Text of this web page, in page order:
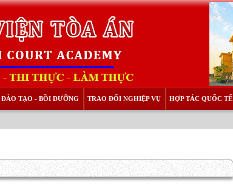
ĐÀO TẠO - BỒI DƯỠNG TRAO ĐỔI NGHIỆP VỤ HỢP TÁC QUỐC TẾ